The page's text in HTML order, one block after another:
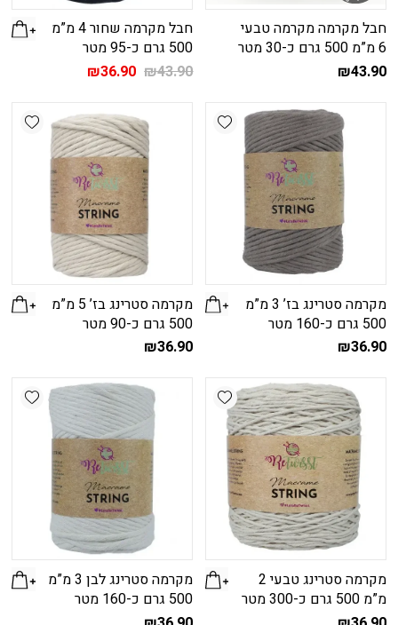
חבל מקרמה מקרמה טבעי
6 מ”מ 500 גרם כ-30 מטר
₪43.90
חבל מקרמה שחור 4 מ”מ
500 גרם כ-95 מטר
₪43.90 המחיר
₪43.90.
₪36.90 המחיר
₪36.90. Add wishlist
מקרמה סטרינג בז’ 3 מ”מ
500 גרם כ-160 מטר
₪36.90
מקרמה סטרינג בז’ 5 מ”מ
500 גרם כ-90 מטר
₪36.90
Add wishlist
מקרמה סטרינג טבעי 2
מ”מ 500 גרם כ-300 מטר
מקרמה סטרינג לבן 3 מ”מ
500 גרם כ-160 מטר